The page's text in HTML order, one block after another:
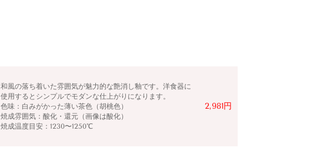
和風の落ち着いた雰囲気が魅力的な艶消し釉です。洋食器に
使用するとシンプルでモダンな仕上がりになります。
色味：白みがかった薄い茶色（胡桃色）
焼成雰囲気：酸化・還元（画像は酸化）
焼成温度目安：1230〜1250℃
2,981円